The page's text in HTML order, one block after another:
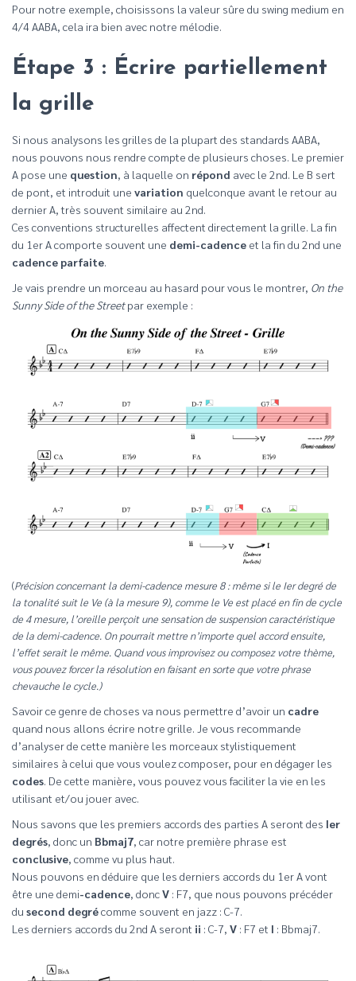
Pour notre exemple, choisissons la valeur sûre du swing medium en
4/4 AABA, cela ira bien avec notre mélodie.
Étape 3 : Écrire partiellement
la grille
Si nous analysons les grilles de la plupart des standards AABA,
nous pouvons nous rendre compte de plusieurs choses. Le premier
A pose une question , à laquelle on répond avec le 2nd. Le B sert
de pont, et introduit une variation quelconque avant le retour au
dernier A, très souvent similaire au 2nd.
Ces conventions structurelles affectent directement la grille. La fin
du 1er A comporte souvent une demi-cadence et la fin du 2nd une
cadence parfaite
Je vais prendre un morceau au hasard pour vous le montrer, On the
Sunny Side of the Streetpar exemple :
(Précision concernant la demi-cadence mesure 8 : même si le Ier degré de
la tonalité suit le Ve (à la mesure 9), comme le Ve est placé en fin de cycle
de 4 mesure, l’oreille perçoit une sensation de suspension caractéristique
de la demi-cadence. On pourrait mettre n’importe quel accord ensuite,
l’effet serait le même. Quand vous improvisez ou composez votre thème,
vous pouvez forcer la résolution en faisant en sorte que votre phrase
chevauche le cycle.)
Savoir ce genre de choses va nous permettre d’avoir un cadre
quand nous allons écrire notre grille. Je vous recommande
d’analyser de cette manière les morceaux stylistiquement
similaires à celui que vous voulez composer, pour en dégager les
codes. De cette manière, vous pouvez vous faciliter la vie en les
utilisant et/ou jouer avec.
Nous savons que les premiers accords des parties A seront des Ier
degrés, donc un Bbmaj7, car notre première phrase est
conclusive, comme vu plus haut.
Nous pouvons en déduire que les derniers accords du 1er A vont
être une demi-cadence, doncV : F7, que nous pouvons précéder
du second degrécomme souvent en jazz : C-7.
Les derniers accords du 2nd A seront ii : C-7, V : F7 et I : Bbmaj7.